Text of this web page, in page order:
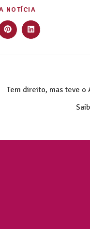
NOTÍCIA
Tem direito, mas teve o